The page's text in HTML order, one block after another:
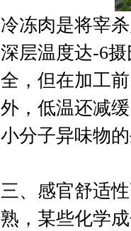
冷冻肉是将宰
深层温度达-6
全，但在加工
外，低温还减
小分子异味物
三、感官舒适
熟，某些化学